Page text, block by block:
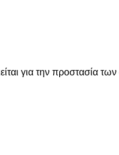
για την προστασία